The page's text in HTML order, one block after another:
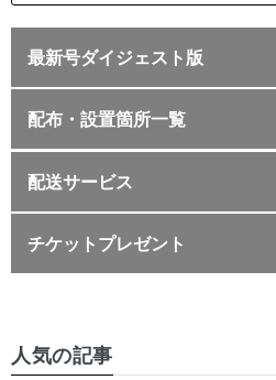
最新号ダイジェスト版
配布・設置箇所一覧
配送サービス
チケットプレゼント
人気の記事